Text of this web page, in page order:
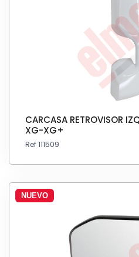
CARCASA RETROVISOR
XG-XG+
Ref 111509
NUEVO